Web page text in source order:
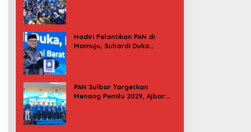
Hadiri Pelantikan PAN di
Mamuju, Suhardi Duka
PAN Sulbar Targetkan
Menang Pemilu 2029, Ajbar: